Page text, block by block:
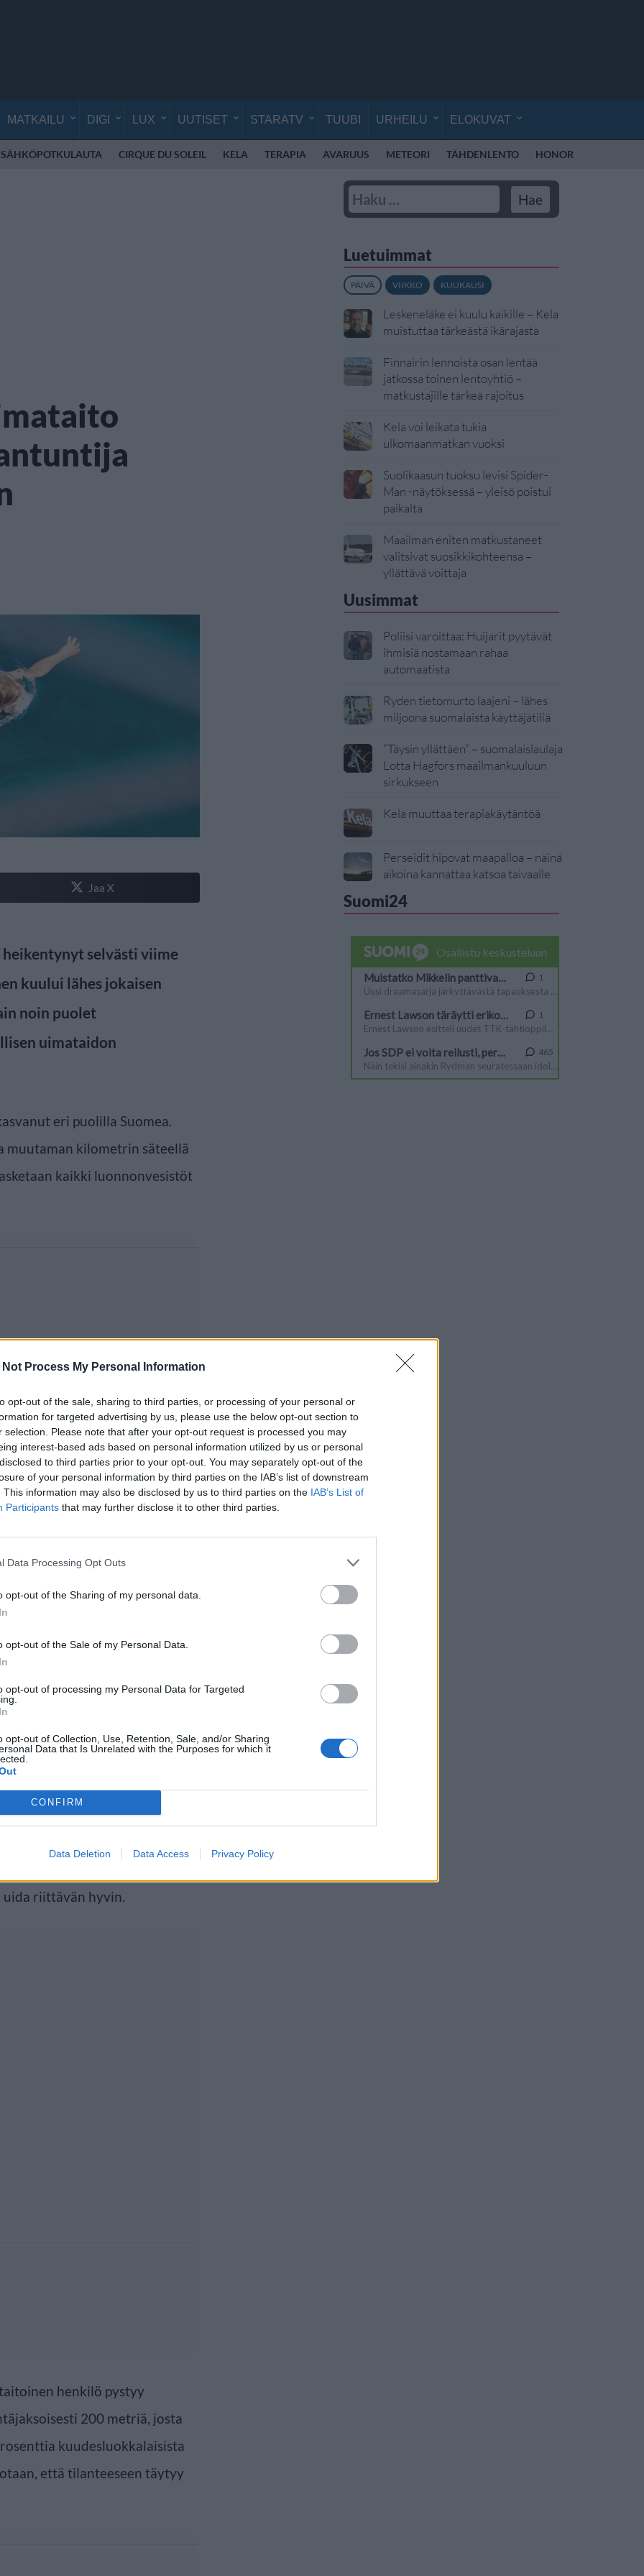
Not Process My Personal Information
opt-out of the sale, sharing to third parties, or processing of your personal or
for targeted advertising by us, please use the below opt-out section to
selection. Please note that after your opt-out request is processed you may
interest-based ads based on personal information utilized by us or personal
to third parties prior to your opt-out. You may separately opt-out of the
of your personal information by third parties on the IAB’s list of downstream
This information may also be disclosed by us to third parties on the IAB’s List of
Participants that may further disclose it to other third parties.
Data Processing Opt Outs
opt-out of the Sharing of my personal data.
opt-out of the Sale of my Personal Data.
opt-out of processing my Personal Data for Targeted
opt-out of Collection, Use, Retention, Sale, and/or Sharing
Data that Is Unrelated with the Purposes for which it
CONFIRM
Data Deletion Data Access Privacy Policy
MATKAILU DIGI LUX UUTISET STARATV TUUBI URHEILU ELOKUVAT
SÄHKÖPOTKULAUTA CIRQUE DU SOLEIL KELA TERAPIA AVARUUS METEORI TÄHDENLENTO HONOR
Jaa X
selvästi viime
kuului lähes jokaisen
noin puolet
uimataidon
eri puolilla Suomea.
muutaman kilometrin säteellä
kaikki luonnonvesistöt
voimakkaammin. Esimerkiksi
uusia toimenpiteitä lasten ja
parannetaan osana
mukaan vain 55
uida riittävän hyvin.
henkilö pystyy
200 metriä, josta
kuudesluokkalaisista
että tilanteeseen täytyy
Luetuimmat
PÄIVÄ VIIKKO KUUKAUSI
Leskeneläke ei kuulu kaikille – Kela
muistuttaa tärkeästä ikärajasta
Finnairin lennoista osan lentää
jatkossa toinen lentoyhtiö –
matkustajille tärkeä rajoitus
Kela voi leikata tukia
ulkomaanmatkan vuoksi
Suolikaasun tuoksu levisi Spider-
Man -näytöksessä – yleisö poistui
paikalta
Maailman eniten matkustaneet
valitsivat suosikkikohteensa –
yllättävä voittaja
Uusimmat
Poliisi varoittaa: Huijarit pyytävät
ihmisiä nostamaan rahaa
automaatista
Ryden tietomurto laajeni – lähes
miljoona suomalaista käyttäjätiliä
”Täysin yllättäen” – suomalaislaulaja
Lotta Hagfors maailmankuuluun
sirkukseen
Kela muuttaa terapiakäytäntöä
Perseidit hipovat maapalloa – näinä
aikoina kannattaa katsoa taivaalle
Suomi24